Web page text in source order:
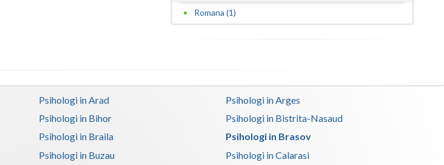
Vaslui
Vrancea
Romana (1)
Psihologi in Arad
Psihologi in Arges
Psihologi in Bihor
Psihologi in Bistrita-Nasaud
Psihologi in Braila
Psihologi in Brasov
Psihologi in Buzau Psihologi in Calarasi